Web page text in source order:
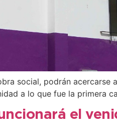
social, podrán acercarse
a lo que fue la primera
el